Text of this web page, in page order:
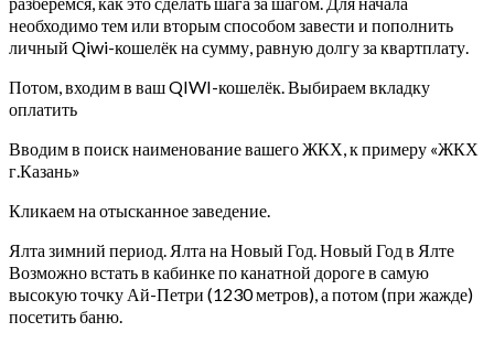
необходимо тем или вторым способом завести и пополнить
личный Qiwi-кошелёк на сумму, равную долгу за квартплату.
Потом, входим в ваш QIWI-кошелёк. Выбираем вкладку
оплатить
Вводим в поиск наименование вашего ЖКХ, к примеру «ЖКХ
г.Казань»
Кликаем на отысканное заведение.
Ялта зимний период. Ялта на Новый Год. Новый Год в Ялте
Возможно встать в кабинке по канатной дороге в самую
высокую точку Ай-Петри (1230 метров), а потом (при жажде)
посетить баню.